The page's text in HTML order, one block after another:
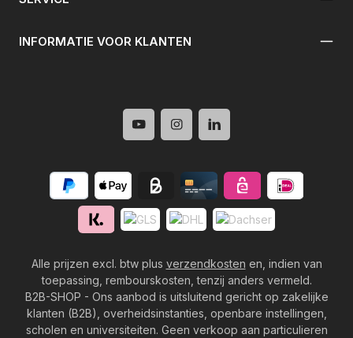
INFORMATIE VOOR KLANTEN
Alle prijzen excl. btw plus verzendkosten en, indien van
toepassing, rembourskosten, tenzij anders vermeld.
B2B-SHOP - Ons aanbod is uitsluitend gericht op zakelijke
klanten (B2B), overheidsinstanties, openbare instellingen,
scholen en universiteiten. Geen verkoop aan particulieren